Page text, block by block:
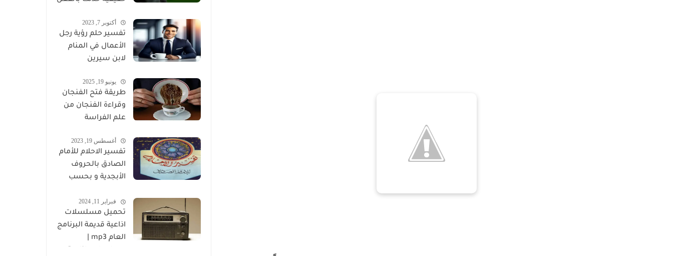
أكتوبر 7, 2023
تفسير حلم رؤية رجل
الأعمال في المنام
لابن سيرين
يونيو 19, 2025
طريقة فتح الفنجان
وقراءة الفنجان من
علم الفراسة
أغسطس 19, 2023
تفسير الاحلام للأمام
الصادق بالحروف
الأبجدية و بحسب
فبراير 11, 2024
تحميل مسلسلات
اذاعية قديمة البرنامج